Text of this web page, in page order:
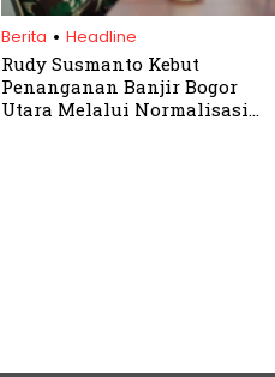
Berita . Headline
Rudy Susmanto Kebut
Penanganan Banjir Bogor
Utara Melalui Normalisasi